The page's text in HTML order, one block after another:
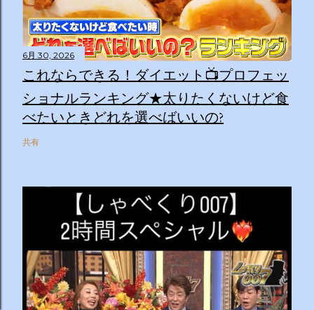
6月 30, 2026
これならできる！ダイエット📺プロフェッ
ショナルランキング★太りたくないけど食
べたいときどれを選べばいいの?
共有